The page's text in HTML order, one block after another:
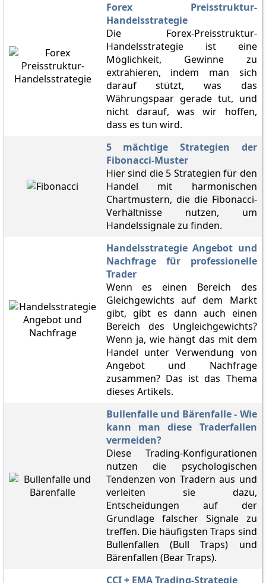
Forex Preisstruktur-
Handelsstrategie
Die Forex-Preisstruktur-
Handelsstrategie ist eine
Möglichkeit, Gewinne zu
extrahieren, indem man sich
darauf stützt, was das
Währungspaar gerade tut, und
nicht darauf, was wir hoffen,
dass es tun wird.
5 mächtige Strategien der
Fibonacci-Muster
Hier sind die 5 Strategien für den
Handel mit harmonischen
Chartmustern, die die Fibonacci-
Verhältnisse nutzen, um
Handelssignale zu finden.
Handelsstrategie Angebot und
Nachfrage für professionelle
Trader
Wenn es einen Bereich des
Gleichgewichts auf dem Markt
gibt, gibt es dann auch einen
Bereich des Ungleichgewichts?
Wenn ja, wie hängt das mit dem
Handel unter Verwendung von
Angebot und Nachfrage
zusammen? Das ist das Thema
dieses Artikels.
Bullenfalle und Bärenfalle - Wie
kann man diese Traderfallen
vermeiden?
Diese Trading-Konfigurationen
nutzen die psychologischen
Tendenzen von Tradern aus und
verleiten sie dazu,
Entscheidungen auf der
Grundlage falscher Signale zu
treffen. Die häufigsten Traps sind
Bullenfallen (Bull Traps) und
Bärenfallen (Bear Traps).
CCI + EMA Trading-Strategie